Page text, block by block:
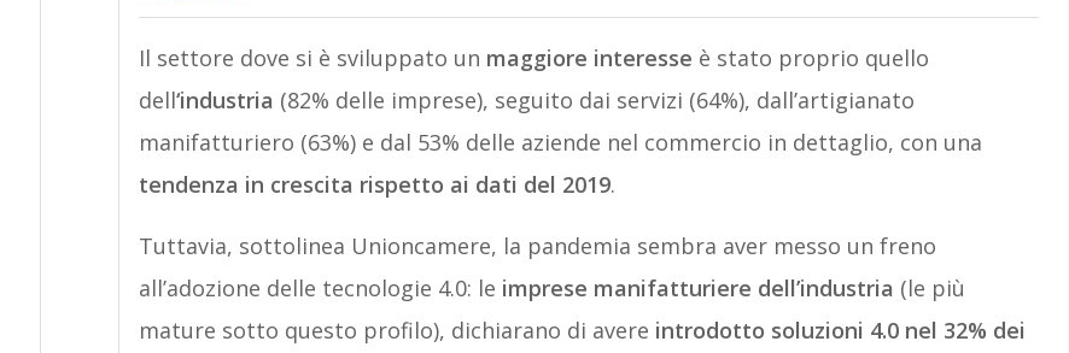
Il settore dove si è sviluppato un maggiore interesse è stato proprio quello
dell‘industria (82% delle imprese), seguito dai servizi (64%), dall’artigianato
manifatturiero (63%) e dal 53% delle aziende nel commercio in dettaglio, con una
tendenza in crescita rispetto ai dati del 2019.
Tuttavia, sottolinea Unioncamere, la pandemia sembra aver messo un freno
all’adozione delle tecnologie 4.0: le imprese manifatturiere dell’industria (le più
mature sotto questo profilo), dichiarano di avere introdotto soluzioni 4.0 nel 32% dei